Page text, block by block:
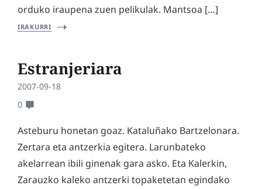
orduko iraupena zuen pelikulak. Mantsoa […]
IRAKURRI
Estranjeriara
2007-09-18
0
Asteburu honetan goaz. Kataluñako Bartzelonara.
Zertara eta antzerkia egitera. Larunbateko
akelarrean ibili ginenak gara asko. Eta Kalerkin,
Zarauzko kaleko antzerki topaketetan egindako